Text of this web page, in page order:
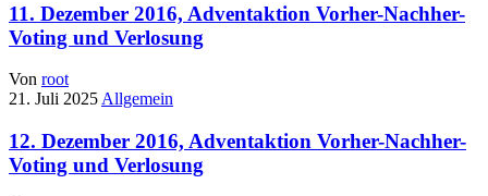
11. Dezember 2016, Adventaktion Vorher-Nachher-
Voting und Verlosung
Von root
21. Juli 2025 Allgemein
12. Dezember 2016, Adventaktion Vorher-Nachher-
Voting und Verlosung